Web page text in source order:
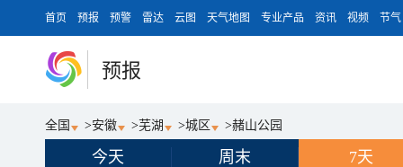
首页 预报 预警 雷达 云图 天气地图 专业产品 资讯 视频 节气
预报
全国 >安徽 >芜湖 >城区 >赭山公园
今天 周末 7天